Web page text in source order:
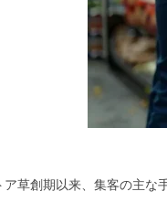
草創期以来、集客の主な